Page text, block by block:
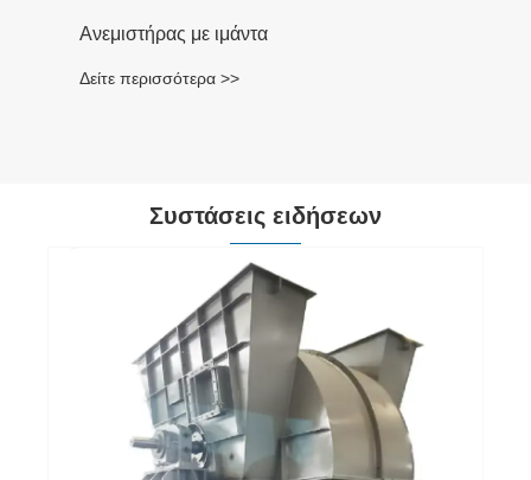
Συστάσεις ειδήσεων
Αντίστροφη μέτρηση 2 ημέρες | Έκθεση
CIEPEC 2026 Πεκίνο για την Προστασία
του Περιβάλλοντος
Δείτε περισσότερα >>